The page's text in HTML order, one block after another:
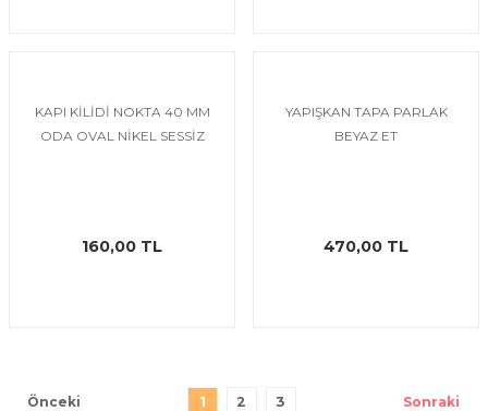
KAPI KİLİDİ NOKTA 40 MM
ODA OVAL NİKEL SESSİZ
160,00 TL
YAPIŞKAN TAPA PARLAK
BEYAZ ET
470,00 TL
1 2 3